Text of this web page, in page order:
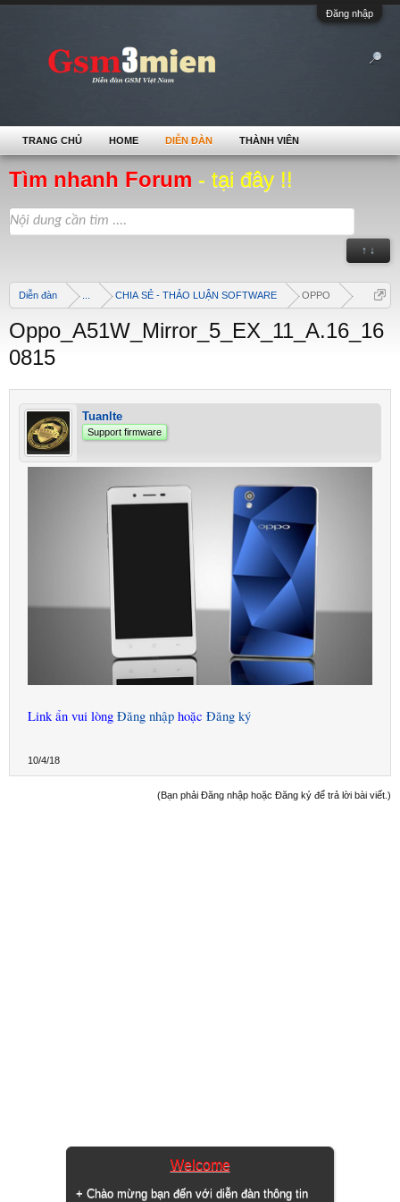
Đăng nhập
Tìm nhanh Forum - tại đây !!
↑ ↓
Diễn đàn CHIA SẺ - THẢO LUẬN SOFTWARE OPPO
Welcome
+ Chào mừng bạn đến với diễn đàn thông tin
Oppo_A51W_Mirror_5_EX_11_A.16_16
0815
Tuanlte
Support firmware
Link ẩn vui lòng Đăng nhập hoặc Đăng ký
10/4/18
(Bạn phải Đăng nhập hoặc Đăng ký để trả lời bài viết.)
TRANG CHỦ HOME DIỄN ĐÀN THÀNH VIÊN